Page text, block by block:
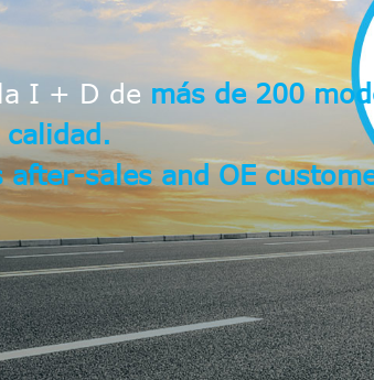
I + D de más de 200
sales and OE